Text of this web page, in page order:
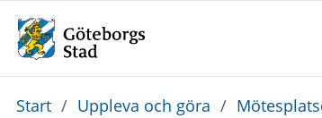
Du
Start / Uppleva och göra /